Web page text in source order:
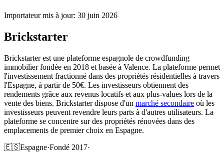
Importateur mis à jour: 30 juin 2026
Brickstarter
Brickstarter est une plateforme espagnole de crowdfunding
immobilier fondée en 2018 et basée à Valence. La plateforme permet
l'investissement fractionné dans des propriétés résidentielles à travers
l'Espagne, à partir de 50€. Les investisseurs obtiennent des
rendements grâce aux revenus locatifs et aux plus-values lors de la
vente des biens. Brickstarter dispose d'un marché secondaire où les
investisseurs peuvent revendre leurs parts à d'autres utilisateurs. La
plateforme se concentre sur des propriétés rénovées dans des
emplacements de premier choix en Espagne.
🇪🇸Espagne·Fondé 2017·